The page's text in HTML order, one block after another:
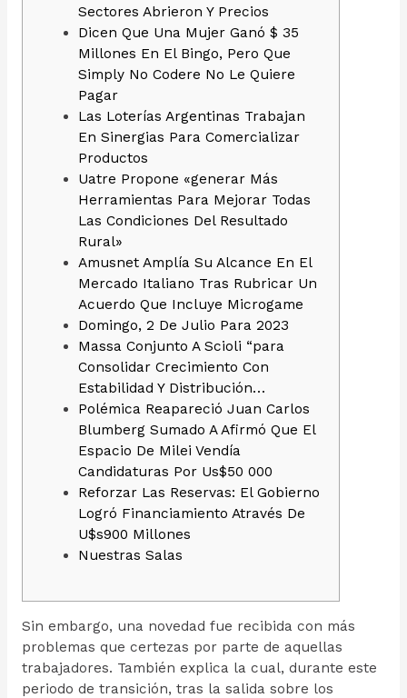
Sectores Abrieron Y Precios
Dicen Que Una Mujer Ganó $ 35
Millones En El Bingo, Pero Que
Simply No Codere No Le Quiere
Pagar
Las Loterías Argentinas Trabajan
En Sinergias Para Comercializar
Productos
Uatre Propone «generar Más
Herramientas Para Mejorar Todas
Las Condiciones Del Resultado
Rural»
Amusnet Amplía Su Alcance En El
Mercado Italiano Tras Rubricar Un
Acuerdo Que Incluye Microgame
Domingo, 2 De Julio Para 2023
Massa Conjunto A Scioli “para
Consolidar Crecimiento Con
Estabilidad Y Distribución…
Polémica Reapareció Juan Carlos
Blumberg Sumado A Afirmó Que El
Espacio De Milei Vendía
Candidaturas Por Us$50 000
Reforzar Las Reservas: El Gobierno
Logró Financiamiento Através De
U$s900 Millones
Nuestras Salas
Sin embargo, una novedad fue recibida con más
problemas que certezas por parte de aquellas
trabajadores. También explica la cual, durante este
periodo de transición, tras la salida sobre los